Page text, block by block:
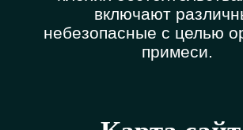
включают
небезопасные с целью
примеси.